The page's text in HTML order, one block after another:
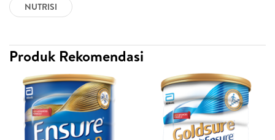
NUTRISI
Produk Rekomendasi